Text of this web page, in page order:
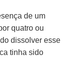
de um
quatro ou
dissolver esse
tinha sido